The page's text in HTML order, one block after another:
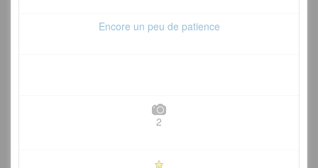
Encore un peu de patience
2